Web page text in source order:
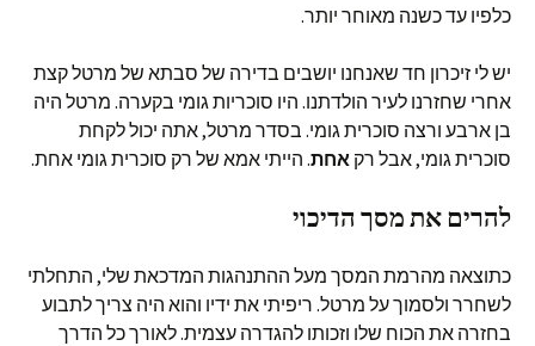
כלפיו עד כשנה מאוחר יותר.
יש לי זיכרון חד שאנחנו יושבים בדירה של סבתא של מרטל קצת
אחרי שחזרנו לעיר הולדתנו. היו סוכריות גומי בקערה. מרטל היה
בן ארבע ורצה סוכרית גומי. בסדר מרטל, אתה יכול לקחת
סוכרית גומי, אבל רק אחת. הייתי אמא של רק סוכרית גומי אחת.
להרים את מסך הדיכוי
כתוצאה מהרמת המסך מעל ההתנהגות המדכאת שלי, התחלתי
לשחרר ולסמוך על מרטל. ריפיתי את ידיו והוא היה צריך לתבוע
בחזרה את הכוח שלו וזכותו להגדרה עצמית. לאורך כל הדרך